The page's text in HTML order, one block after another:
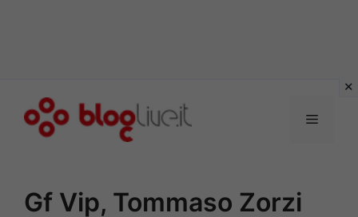
Menu
Gf Vip, Tommaso Zorzi